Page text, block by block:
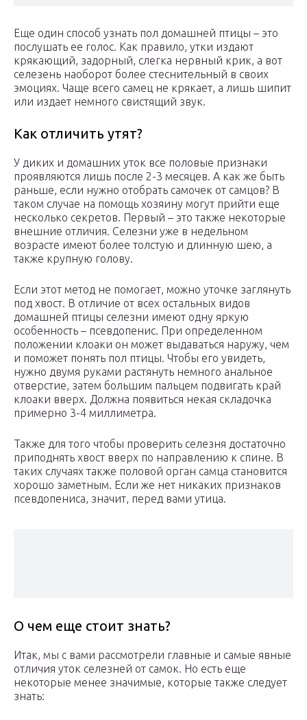
Еще один способ узнать пол домашней птицы – это
послушать ее голос. Как правило, утки издают
крякающий, задорный, слегка нервный крик, а вот
селезень наоборот более стеснительный в своих
эмоциях. Чаще всего самец не крякает, а лишь шипит
или издает немного свистящий звук.
Как отличить утят?
У диких и домашних уток все половые признаки
проявляются лишь после 2-3 месяцев. А как же быть
раньше, если нужно отобрать самочек от самцов? В
таком случае на помощь хозяину могут прийти еще
несколько секретов. Первый – это также некоторые
внешние отличия. Селезни уже в недельном
возрасте имеют более толстую и длинную шею, а
также крупную голову.
Если этот метод не помогает, можно уточке заглянуть
под хвост. В отличие от всех остальных видов
домашней птицы селезни имеют одну яркую
особенность – псевдопенис. При определенном
положении клоаки он может выдаваться наружу, чем
и поможет понять пол птицы. Чтобы его увидеть,
нужно двумя руками растянуть немного анальное
отверстие, затем большим пальцем подвигать край
клоаки вверх. Должна появиться некая складочка
примерно 3-4 миллиметра.
Также для того чтобы проверить селезня достаточно
приподнять хвост вверх по направлению к спине. В
таких случаях также половой орган самца становится
хорошо заметным. Если же нет никаких признаков
псевдопениса, значит, перед вами утица.
О чем еще стоит знать?
Итак, мы с вами рассмотрели главные и самые явные
отличия уток селезней от самок. Но есть еще
некоторые менее значимые, которые также следует
знать: